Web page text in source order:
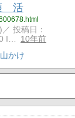
活
投稿日：
I…
10年前
かけ